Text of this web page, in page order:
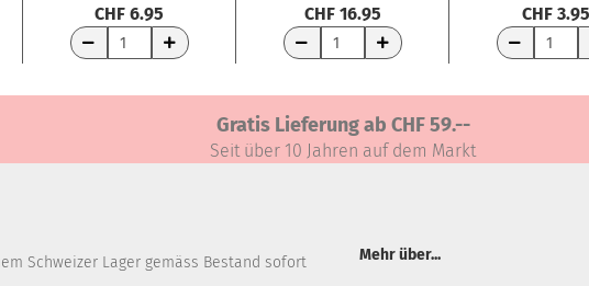
CHF 6.95 CHF 16.95 CHF 3.95
Gratis Lieferung ab CHF 59.--
Seit über 10 Jahren auf dem Markt
Schweizer Lager gemäss Bestand sofort
Mehr über...